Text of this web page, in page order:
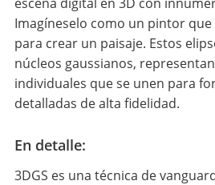
Imagíneselo como un pintor
para crear un paisaje. Estos
núcleos gaussianos,
individuales que se unen para
detalladas de alta fidelidad.
En detalle:
3DGS es una técnica de